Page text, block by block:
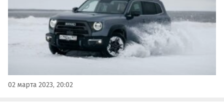
02 марта 2023, 20:02